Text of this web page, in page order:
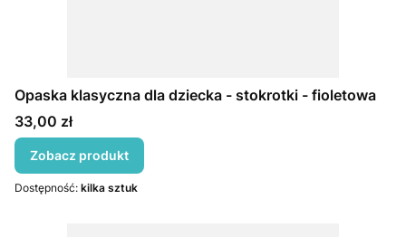
Opaska klasyczna dla dziecka - stokrotki - fioletowa
Cena
33,00 zł
Zobacz produkt
Dostępność: kilka sztuk